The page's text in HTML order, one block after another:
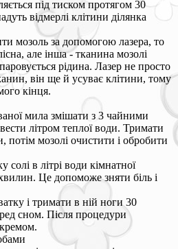
під тиском протягом 30
відмерлі клітини ділянка
мозоль за допомогою лазера, то
але інша - тканина мозолі
рідина. Лазер не просто
він ще й усуває клітини, тому
кінця.
мила змішати з 3 чайними
літром теплої води. Тримати
потім мозолі очистити і обробити
солі в літрі води кімнатної
Це допоможе зняти біль і
і тримати в ній ноги 30
сном. Після процедури